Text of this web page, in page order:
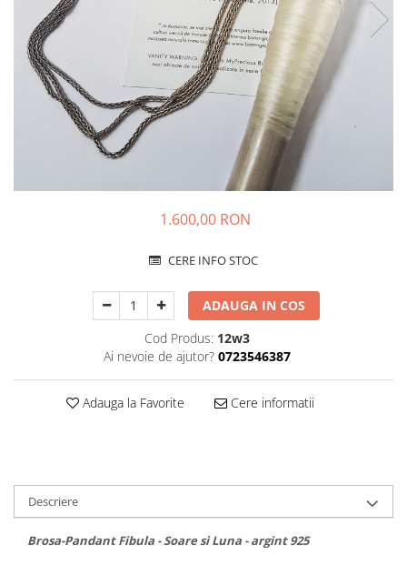
AN-TAN-TICHITAN
1.600,00 RON
CERE INFO STOC
ADAUGA IN COS
Cod Produs: 12w3
Ai nevoie de ajutor? 0723546387
Adauga la Favorite Cere informatii
Descriere
Brosa-Pandant Fibula - Soare si Luna - argint 925